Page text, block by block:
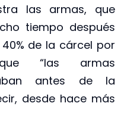
las armas, que
tiempo después
de la cárcel por
“las armas
antes de la
desde hace más